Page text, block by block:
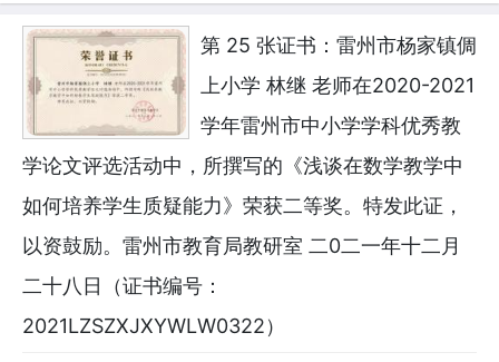
第 25 张证书：雷州市杨家镇倜
上小学 林继 老师在2020-2021
学年雷州市中小学学科优秀教
学论文评选活动中，所撰写的《浅谈在数学教学中
如何培养学生质疑能力》荣获二等奖。特发此证，
以资鼓励。雷州市教育局教研室 二0二一年十二月
二十八日（证书编号：
2021LZSZXJXYWLW0322）